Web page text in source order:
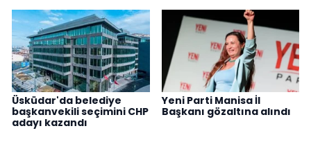
Üsküdar'da belediye
başkanvekili seçimini CHP
adayı kazandı
Yeni Parti Manisa İl
Başkanı gözaltına alındı